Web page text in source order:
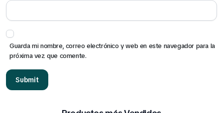
Guarda mi nombre, correo electrónico y web en este navegador para la
próxima vez que comente.